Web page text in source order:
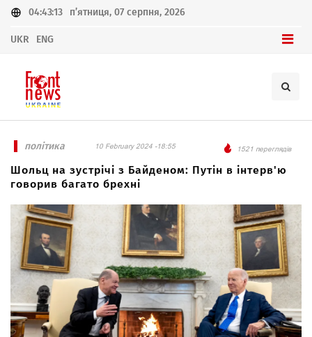
04:43:13 п’ятниця, 07 серпня, 2026
UKR ENG
політика 10 February 2024 -18:55 1521 переглядів
Шольц на зустрічі з Байденом: Путін в інтерв'ю
говорив багато брехні